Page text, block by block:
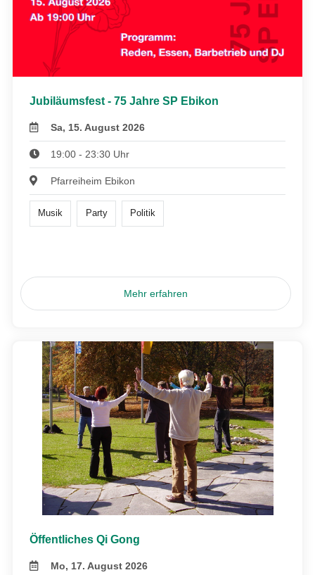
Jubiläumsfest - 75 Jahre SP Ebikon
Sa, 15. August 2026
19:00 - 23:30 Uhr
Pfarreiheim Ebikon
Musik Party Politik
Mehr erfahren
Öffentliches Qi Gong
Mo, 17. August 2026